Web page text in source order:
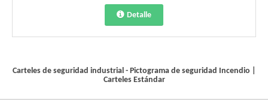
Detalle
Carteles de seguridad industrial - Pictograma de seguridad Incendio
Carteles Estándar